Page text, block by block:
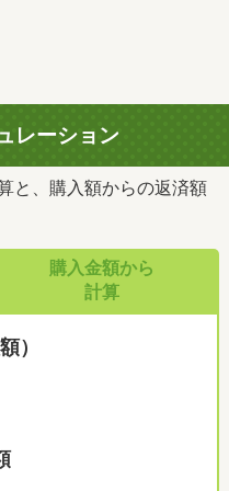
レーション
と、購入額からの返済額
購入金額から
計算
）